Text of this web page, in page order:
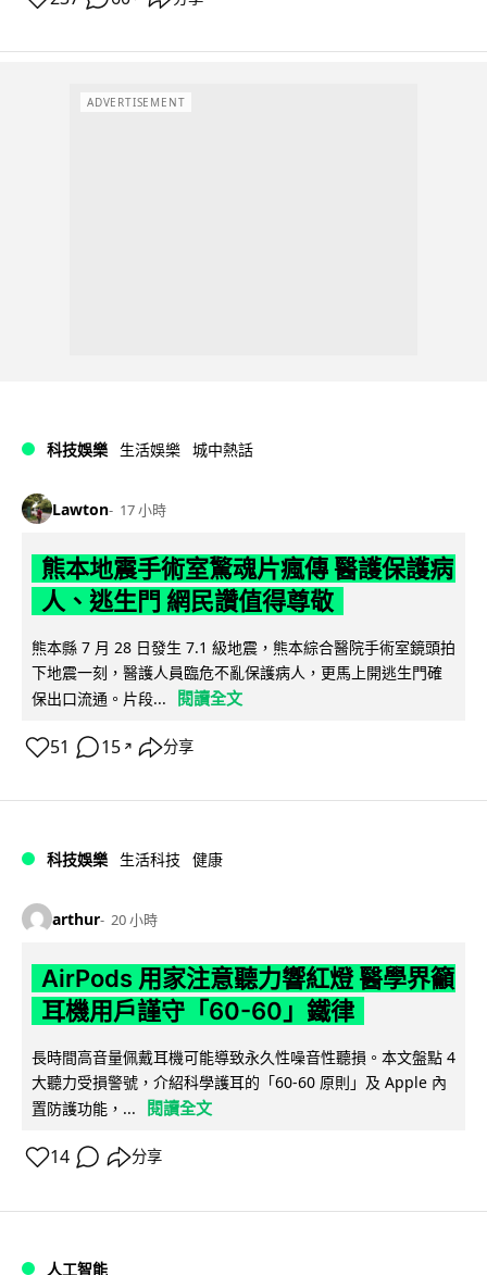
ADVERTISEMENT
科技娛樂 生活娛樂 城中熱話
Lawton 17 小時
熊本地震手術室驚魂片瘋傳 醫護保護病
人、逃生門 網民讚值得尊敬
熊本縣 7 月 28 日發生 7.1 級地震，熊本綜合醫院手術室鏡頭拍
下地震一刻，醫護人員臨危不亂保護病人，更馬上開逃生門確
保出口流通。片段...
閱讀全文
51 15 ↗ 分享
科技娛樂 生活科技 健康
arthur 20 小時
AirPods 用家注意聽力響紅燈 醫學界籲
耳機用戶謹守「60-60」鐵律
長時間高音量佩戴耳機可能導致永久性噪音性聽損。本文盤點 4
大聽力受損警號，介紹科學護耳的「60-60 原則」及 Apple 內
置防護功能，...
閱讀全文
14 分享
人工智能